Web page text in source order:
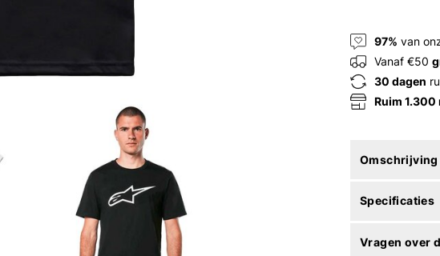
97% van
Vanaf €50
30 dagen
Ruim 1.300
Omschrijving
Specificaties
Vragen over